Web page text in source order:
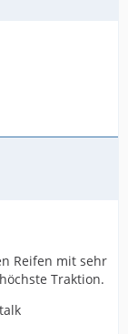
Reifen mit sehr
Traktion.